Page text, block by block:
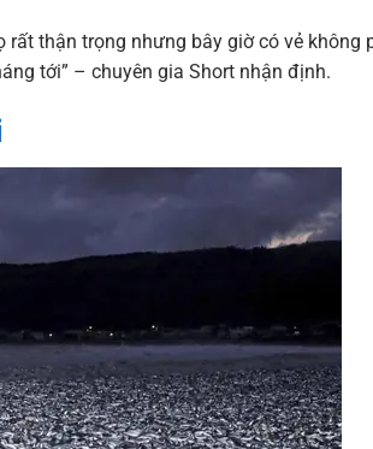
thận trọng nhưng bây giờ có vẻ không
tới” – chuyên gia Short nhận định.